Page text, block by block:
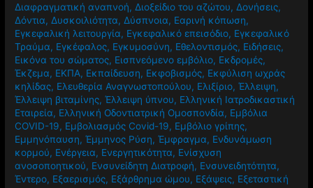
Διαφραγματική αναπνοή, Διοξείδιο του αζώτου, Δονήσεις,
Δόντια, Δυσκοιλιότητα, Δύσπνοια, Εαρινή κόπωση,
Εγκεφαλική λειτουργία, Εγκεφαλικό επεισόδιο, Εγκεφαλικό
Τραύμα, Εγκέφαλος, Εγκυμοσύνη, Εθελοντισμός, Ειδήσεις,
Εικόνα του σώματος, Εισπνεόμενο εμβόλιο, Εκδρομές,
Έκζεμα, ΕΚΠΑ, Εκπαίδευση, Εκφοβισμός, Εκφύλιση ωχράς
κηλίδας, Ελευθερία Αναγνωστοπούλου, Ελιξίριο,Έλλειψη,
Έλλειψη βιταμίνης,Έλλειψη ύπνου, Ελληνική Ιατροδικαστική
Εταιρεία, Ελληνική Οδοντιατρική Ομοσπονδία, Εμβόλια
COVID-19, Εμβολιασμός Covid-19, Εμβόλιο γρίπης,
Εμμηνόπαυση,Έμμηνος Ρύση,Έμφραγμα, Ενδυνάμωση
κορμού, Ενέργεια, Ενεργητικότητα, Ενίσχυση
ανοσοποητικού, Ενσυνείδητη Διατροφή, Ενσυνειδητότητα,
Έντερο, Εξαερισμός, Εξάρθρημα ώμου, Εξάψεις, Εξεταστική